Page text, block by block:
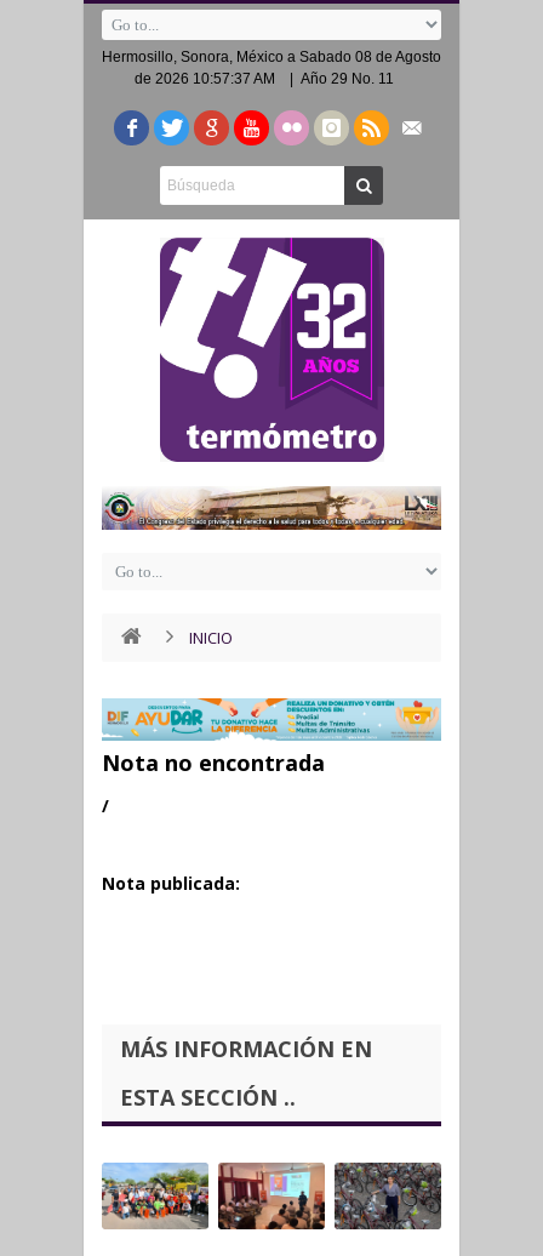
Hermosillo, Sonora, México a Sabado 08 de Agosto
de 2026 10:57:37 AM
| Año 29 No. 11
INICIO
Nota no encontrada
/
Nota publicada:
MÁS INFORMACIÓN EN
ESTA SECCIÓN ..